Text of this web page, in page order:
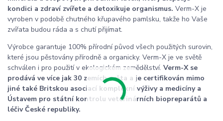
kondici a zdraví zvířete a detoxikuje organismus. Verm-X je
vyroben v podobě chutného křupavého pamlsku, takže ho Vaše
zvířata budou ráda a s chutí přijímat.
Výrobce garantuje 100% přírodní původ všech použitých surovin,
které jsou pěstovány přírodně a organicky. Verm-X je ve světě
schválen i pro použití v ekologickém zemědělství. Verm-X se
prodává ve více jak 30 zemích světa a je certifikován mimo
jiné také Britskou asociací komplexní výživy a medicíny a
Ústavem pro státní kontrolu veterinárních biopreparátů a
léčiv České republiky.